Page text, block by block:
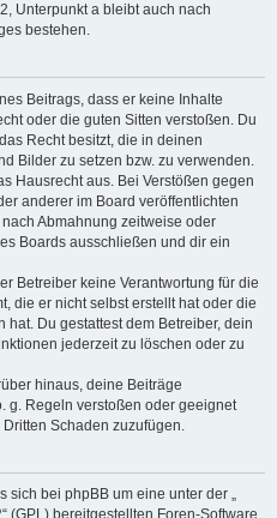
Unterpunkt a bleibt auch nach
bestehen.
Beitrags, dass er keine Inhalte
oder die guten Sitten verstoßen. Du
Recht besitzt, die in deinen
Bilder zu setzen bzw. zu verwenden.
Hausrecht aus. Bei Verstößen gegen
anderer im Board veröffentlichten
Abmahnung zeitweise oder
Boards ausschließen und dir ein
Betreiber keine Verantwortung für die
die er nicht selbst erstellt hat oder die
hat. Du gestattest dem Betreiber, dein
jederzeit zu löschen oder zu
hinaus, deine Beiträge
g. Regeln verstoßen oder geeignet
Schaden zuzufügen.
sich bei phpBB um eine unter der „
“ (GPL) bereitgestellten Foren-Software